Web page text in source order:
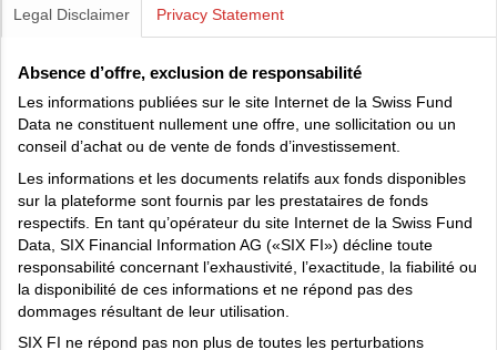
Legal Disclaimer Privacy Statement
Absence d’offre, exclusion de responsabilité
Les informations publiées sur le site Internet de la Swiss Fund
Data ne constituent nullement une offre, une sollicitation ou un
conseil d’achat ou de vente de fonds d’investissement.
Les informations et les documents relatifs aux fonds disponibles
sur la plateforme sont fournis par les prestataires de fonds
respectifs. En tant qu’opérateur du site Internet de la Swiss Fund
Data, SIX Financial Information AG («SIX FI») décline toute
responsabilité concernant l’exhaustivité, l’exactitude, la fiabilité ou
la disponibilité de ces informations et ne répond pas des
dommages résultant de leur utilisation.
SIX FI ne répond pas non plus de toutes les perturbations